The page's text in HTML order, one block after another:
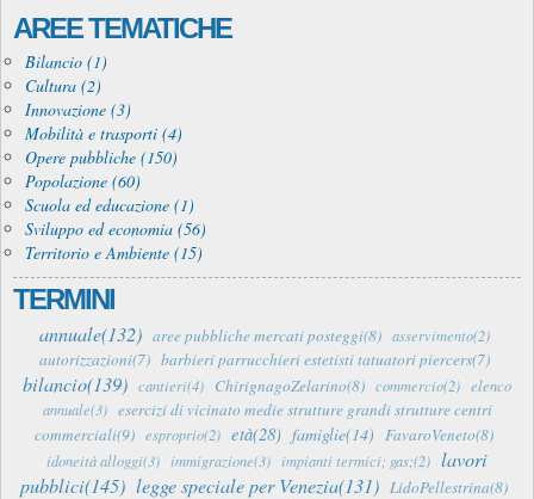
AREE TEMATICHE
Bilancio (1)
Cultura (2)
Innovazione (3)
Mobilità e trasporti (4)
Opere pubbliche (150)
Popolazione (60)
Scuola ed educazione (1)
Sviluppo ed economia (56)
Territorio e Ambiente (15)
TERMINI
annuale(132) aree pubbliche mercati posteggi(8) asservimento(2)
autorizzazioni(7) barbieri parrucchieri estetisti tatuatori piercers(7)
bilancio(139) cantieri(4) ChirignagoZelarino(8) commercio(2) elenco
annuale(3) esercizi di vicinato medie strutture grandi strutture centri
commerciali(9) esproprio(2) età(28) famiglie(14) FavaroVeneto(8)
idoneità alloggi(3) immigrazione(3) impianti termici; gas;(2) lavori
pubblici(145) legge speciale per Venezia(131) LidoPellestrina(8)